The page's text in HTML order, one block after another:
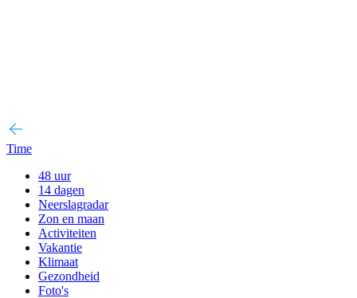
Time
48 uur
14 dagen
Neerslagradar
Zon en maan
Activiteiten
Vakantie
Klimaat
Gezondheid
Foto's